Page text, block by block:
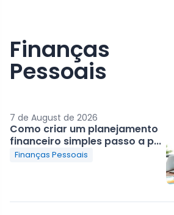
Finanças
Pessoais
7 de August de 2026
Como criar um planejamento
financeiro simples passo a p...
Finanças Pessoais